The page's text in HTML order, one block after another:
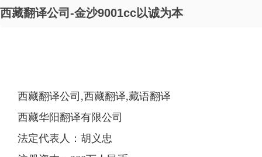
西藏翻译公司-金沙9001cc以诚为本
西藏翻译公司,西藏翻译,藏语翻译
西藏华阳翻译有限公司
法定代表人：胡义忠